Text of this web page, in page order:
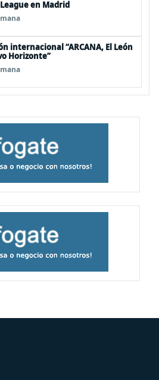
en Madrid
internacional “ARCANA, El León
Horizonte”